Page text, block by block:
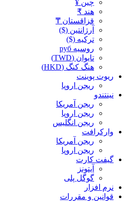
چین ¥
هند ₹
قزاقستان ₸
آرژانتین ($)
ترکیه ($)
روسیه руб
تایوان (TWD)
هنگ کنگ (HKD)
ریوت پوینت
ریجن اروپا
نینتندو
ریجن آمریکا
ریجن اروپا
ریجن انگلیس
وارکرافت
ریجن آمریکا
ریجن اروپا
گیفت کارت
آیتونز
گوگل پلی
نرم افزار
قوانین و مقررات